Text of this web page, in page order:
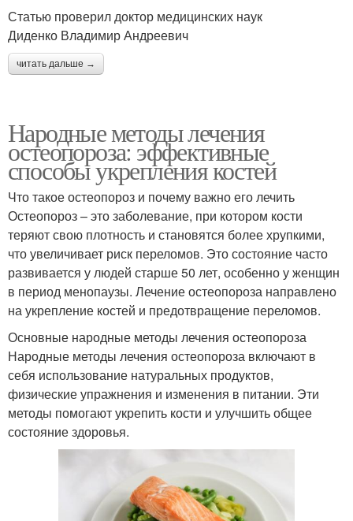
Статью проверил доктор медицинских наук
Диденко Владимир Андреевич
читать дальше →
Народные методы лечения
остеопороза: эффективные
способы укрепления костей
Что такое остеопороз и почему важно его лечить
Остеопороз – это заболевание, при котором кости
теряют свою плотность и становятся более хрупкими,
что увеличивает риск переломов. Это состояние часто
развивается у людей старше 50 лет, особенно у женщин
в период менопаузы. Лечение остеопороза направлено
на укрепление костей и предотвращение переломов.
Основные народные методы лечения остеопороза
Народные методы лечения остеопороза включают в
себя использование натуральных продуктов,
физические упражнения и изменения в питании. Эти
методы помогают укрепить кости и улучшить общее
состояние здоровья.